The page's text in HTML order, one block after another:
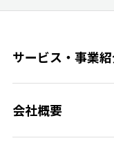
サービス・事業
会社概要